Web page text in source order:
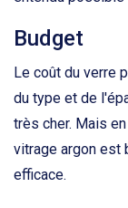
Budget
Le coût du verre
du type et de
très cher. Mais
vitrage argon est
efficace.